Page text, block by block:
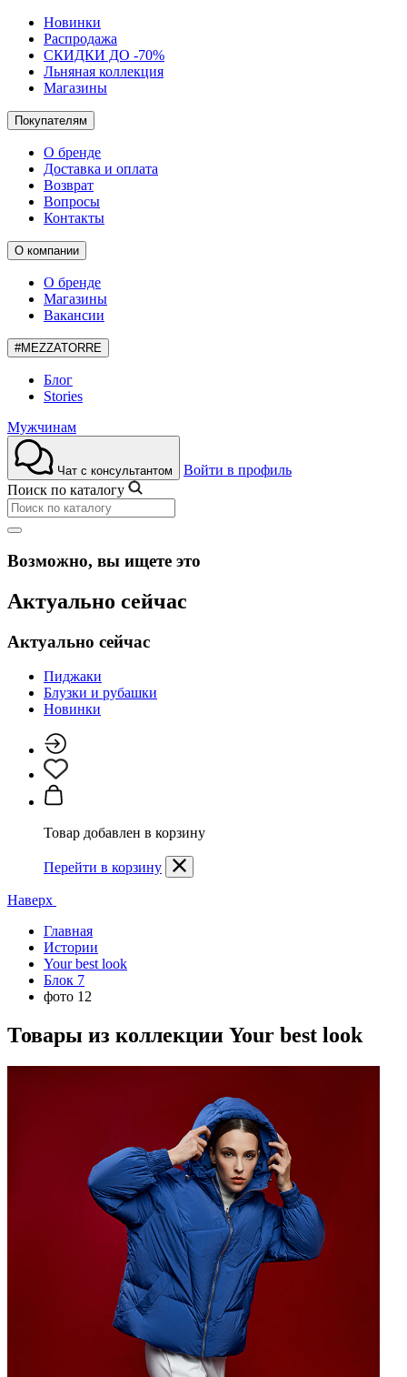
Новинки
Распродажа
СКИДКИ ДО -70%
Льняная коллекция
Магазины
Покупателям
О бренде
Доставка и оплата
Возврат
Вопросы
Контакты
О компании
О бренде
Магазины
Вакансии
#MEZZATORRE
Блог
Stories
Мужчинам
Чат с консультантом
Войти в профиль
Поиск по каталогу
Возможно, вы ищете это
Актуально сейчас
Актуально сейчас
Пиджаки
Блузки и рубашки
Новинки
Товар добавлен в корзину
Перейти в корзину
Наверх
Главная
Истории
Your best look
Блок 7
фото 12
Товары из коллекции Your best look